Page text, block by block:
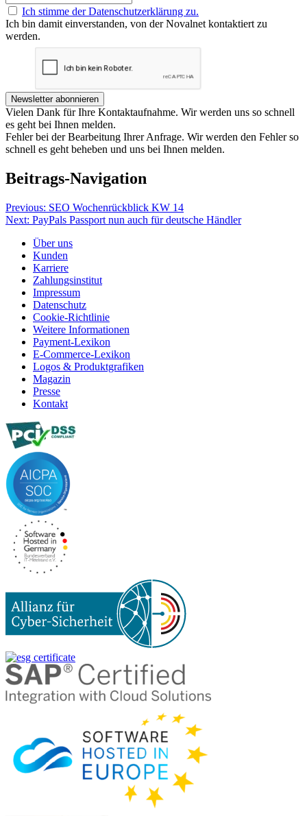
Ich stimme der Datenschutzerklärung zu.
Ich bin damit einverstanden, von der Novalnet kontaktiert zu
werden.
Newsletter abonnieren
Vielen Dank für Ihre Kontaktaufnahme. Wir werden uns so schnell
es geht bei Ihnen melden.
Fehler bei der Bearbeitung Ihrer Anfrage. Wir werden den Fehler so
schnell es geht beheben und uns bei Ihnen melden.
Beitrags-Navigation
Previous: SEO Wochenrückblick KW 14
Next: PayPals Passport nun auch für deutsche Händler
Über uns
Kunden
Karriere
Zahlungsinstitut
Impressum
Datenschutz
Cookie-Richtlinie
Weitere Informationen
Payment-Lexikon
E-Commerce-Lexikon
Logos & Produktgrafiken
Magazin
Presse
Kontakt